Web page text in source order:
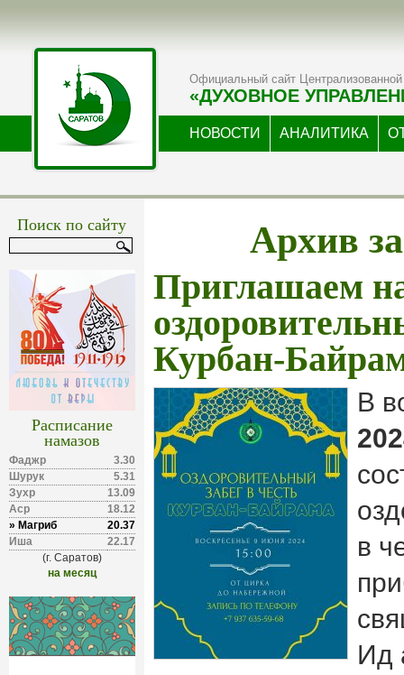
Официальный сайт Централизованной
«ДУХОВНОЕ
НОВОСТИ АНАЛИТИКА
Поиск по сайту
Расписание
намазов
Фаджр
3.30
Шурук
5.31
Зухр
13.09
Аср
18.12
» Магриб
20.37
Иша
22.17
(г. Саратов)
на месяц
Архив
Приглашаем
Курбан-
В
в
Ид